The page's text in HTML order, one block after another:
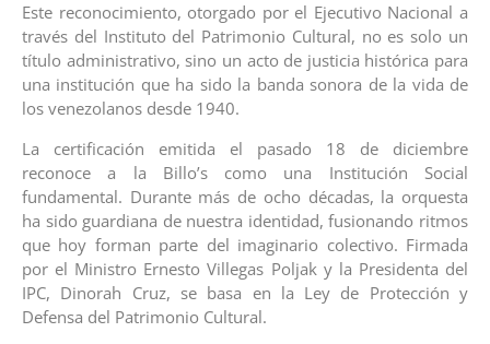
Este reconocimiento, otorgado por el Ejecutivo Nacional a
través del Instituto del Patrimonio Cultural, no es solo un
título administrativo, sino un acto de justicia histórica para
una institución que ha sido la banda sonora de la vida de
los venezolanos desde 1940.
La certificación emitida el pasado 18 de diciembre
reconoce a la Billo’s como una Institución Social
fundamental. Durante más de ocho décadas, la orquesta
ha sido guardiana de nuestra identidad, fusionando ritmos
que hoy forman parte del imaginario colectivo. Firmada
por el Ministro Ernesto Villegas Poljak y la Presidenta del
IPC, Dinorah Cruz, se basa en la Ley de Protección y
Defensa del Patrimonio Cultural.